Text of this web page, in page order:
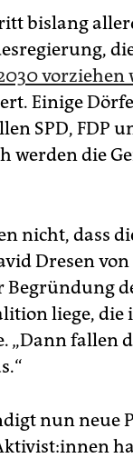
bislang
vorziehen
Einige
SPD, FDP
werden die
nicht, dass
Dresen
Begründung
liege,
„Dann fallen
nun neue